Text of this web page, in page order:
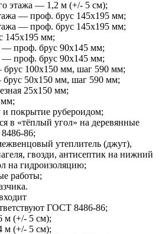
этажа — 1,2 м (+/- 5 см);
— проф. брус 145х195 мм;
— проф. брус 145х195 мм;
мм;
— проф. брус 90х145 мм;
— проф. брус 90х145 мм;
100х150 мм, шаг 590 мм;
50х150 мм, шаг 590 мм;
25х150 мм;
покрытие рубероидом;
в «тёплый угол» на деревянные
86;
утеплитель (джут),
гвозди, антисептик на нижний
на гидроизоляцию;
работы;
ГОСТ 8486-86;
м (+/- 5 см);
м (+/- 5 см);